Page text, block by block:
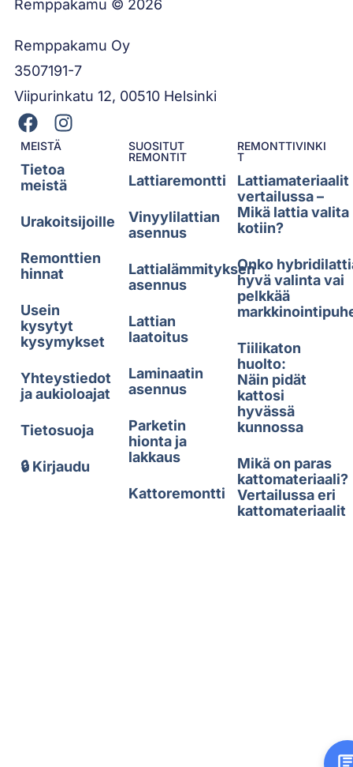
Remppakamu © 2026
Remppakamu Oy
3507191-7
Viipurinkatu 12, 00510 Helsinki
MEISTÄ
Tietoa
meistä
Urakoitsijoille
Remonttien
hinnat
Usein
kysytyt
kysymykset
Yhteystiedot
ja aukioloajat
Tietosuoja
🔒 Kirjaudu
SUOSITUT
REMONTIT
Lattiaremontti
Vinyylilattian
asennus
Lattialämmityksen
asennus
Lattian
laatoitus
Laminaatin
asennus
Parketin
hionta ja
lakkaus
Kattoremontti
REMONTTIVINKI
T
Lattiamateriaalit
vertailussa –
Mikä lattia valita
kotiin?
Onko
hyvä valinta vai
pelkkää
Tiilikaton
huolto:
Näin pidät
kattosi
hyvässä
kunnossa
Mikä on paras
kattomateriaali?
Vertailussa eri
kattomateriaalit